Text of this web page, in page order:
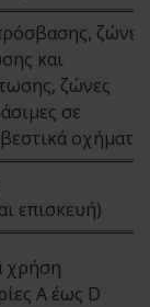
ζώνες
και
ζώνες
σε
οχήματα
επισκευή)
χρήση
Α έως D